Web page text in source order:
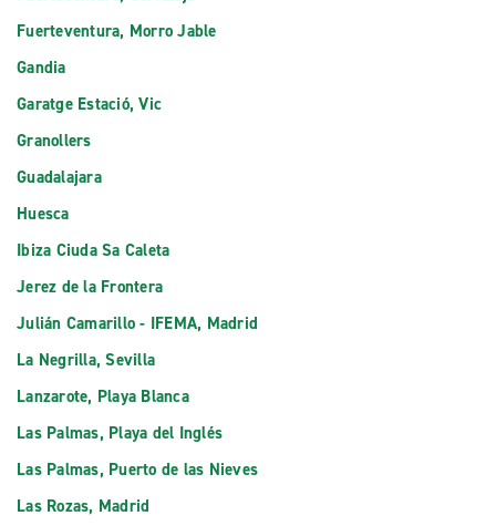
Fuerteventura, Morro Jable
Gandia
Garatge Estació, Vic
Granollers
Guadalajara
Huesca
Ibiza Ciuda Sa Caleta
Jerez de la Frontera
Julián Camarillo - IFEMA, Madrid
La Negrilla, Sevilla
Lanzarote, Playa Blanca
Las Palmas, Playa del Inglés
Las Palmas, Puerto de las Nieves
Las Rozas, Madrid